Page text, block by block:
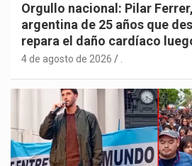
Orgullo nacional: Pilar
argentina de 25 años que
repara el daño cardíaco
4 de agosto de 2026 .